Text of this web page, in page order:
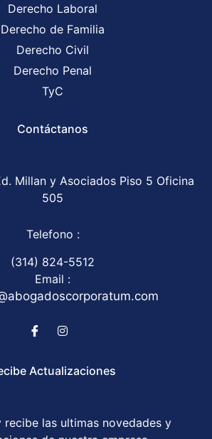
Derecho Laboral
Derecho de Familia
Derecho Civil
Derecho Penal
TyC
Contáctanos
Millan y Asociados Piso 5 Oficina
505
Telefono :
(314) 824-5512
Email :
Actualizaciones
recibe las ultimas novedades y